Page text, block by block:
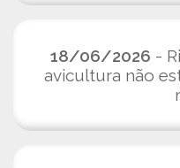
18/06/2026 -
avicultura não